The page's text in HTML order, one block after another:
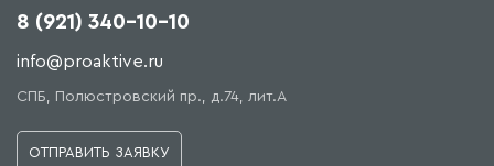
8 (921) 340-10-10
info@proaktive.ru
СПБ, Полюстровский пр., д.74, лит.А
ОТПРАВИТЬ ЗАЯВКУ